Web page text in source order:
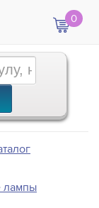
0
лампы